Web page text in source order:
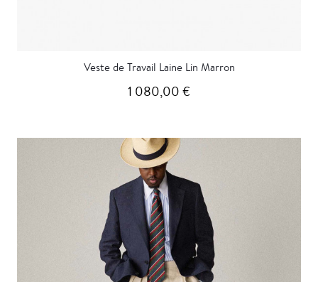
Veste de Travail Laine Lin Marron
1 080,00 €